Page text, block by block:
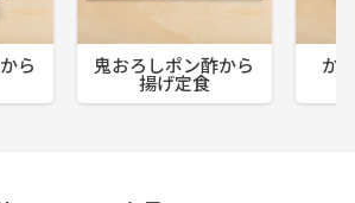
ら 鬼おろしポン酢から
揚げ定食
か